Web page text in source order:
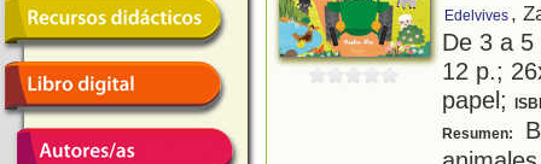
Edelvives ,
De 3 a
12 p.;
papel;
Resumen: